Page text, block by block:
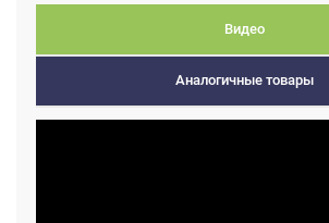
устанавливаются вкладыши
сайлентблок, весь комплект в сборе
вставляется стопорный штифт.
Видео
Аналогичные товары